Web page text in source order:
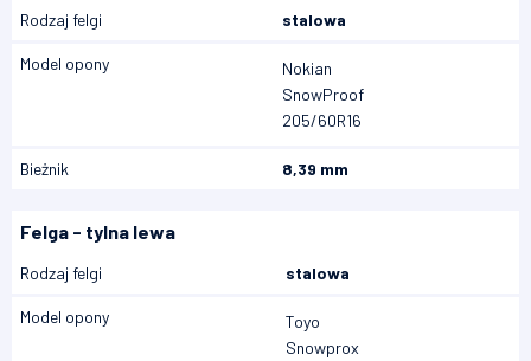
Rodzaj felgi stalowa
Model opony
Nokian
SnowProof
205/60R16
Bieżnik 8,39 mm
Felga - tylna lewa
Rodzaj felgi stalowa
Model opony
Toyo
Snowprox